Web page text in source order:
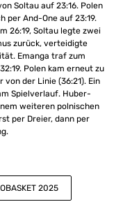
Soltau auf 23:16. Polen
per And-One auf 23:19.
26:19, Soltau legte zwei
zurück, verteidigte
Emanga traf zum
Polen kam erneut zu
der Linie (36:21). Ein
Spielverlauf. Huber-
weiteren polnischen
per Dreier, dann per
2025